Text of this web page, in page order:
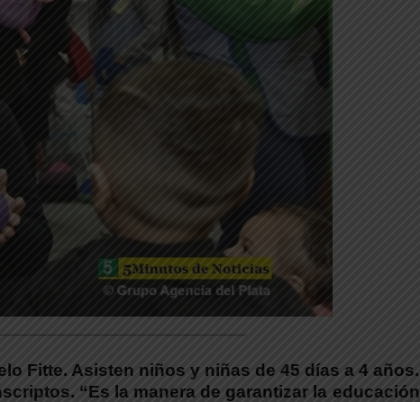
Fitte. Asisten niños y niñas de 45 días a 4 años.
“Es la manera de garantizar la educación